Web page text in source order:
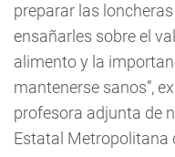
preparar las
ensañarles sobre el
alimento y la
mantenerse sanos”,
profesora adjunta de
Estatal Metropolitana